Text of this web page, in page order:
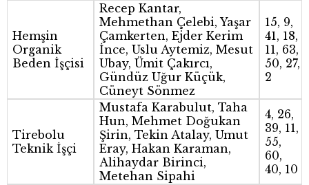
Hemşin
Organik
Beden İşçisi
Recep Kantar,
Mehmethan Çelebi, Yaşar
Çamkerten, Ejder Kerim
İnce, Uslu Aytemiz, Mesut
Ubay, Ümit Çakırcı,
Gündüz Uğur Küçük,
Cüneyt Sönmez
15, 9,
41, 18,
11, 63,
50, 27,
2
Tirebolu
Teknik İşçi
Mustafa Karabulut, Taha
Hun, Mehmet Doğukan
Şirin, Tekin Atalay, Umut
Eray, Hakan Karaman,
Alihaydar Birinci,
Metehan Sipahi
4, 26,
39, 11,
55,
60,
40, 10